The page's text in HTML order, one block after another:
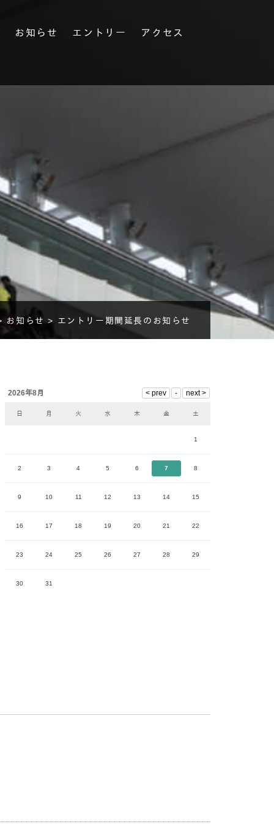
お知らせ エントリー アクセス
お知らせ > エントリー期間延長のお知らせ
2026年8月
日 月 火 水 木 金 土
1
2 3 4 5 6 7 8
9 10 11 12 13 14 15
16 17 18 19 20 21 22
23 24 25 26 27 28 29
30 31